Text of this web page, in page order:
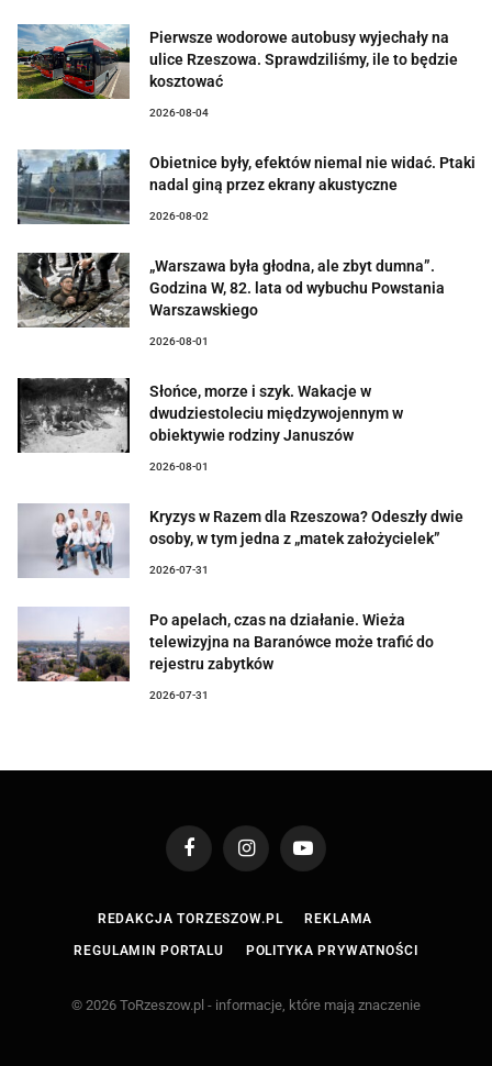
Pierwsze wodorowe autobusy wyjechały na
ulice Rzeszowa. Sprawdziliśmy, ile to będzie
kosztować
2026-08-04
Obietnice były, efektów niemal nie widać. Ptaki
nadal giną przez ekrany akustyczne
2026-08-02
„Warszawa była głodna, ale zbyt dumna”.
Godzina W, 82. lata od wybuchu Powstania
Warszawskiego
2026-08-01
Słońce, morze i szyk. Wakacje w
dwudziestoleciu międzywojennym w
obiektywie rodziny Januszów
2026-08-01
Kryzys w Razem dla Rzeszowa? Odeszły dwie
osoby, w tym jedna z „matek założycielek”
2026-07-31
Po apelach, czas na działanie. Wieża
telewizyjna na Baranówce może trafić do
rejestru zabytków
2026-07-31
FacebookInstagramYouTube
REDAKCJA TORZESZOW.PL REKLAMA
REGULAMIN PORTALU POLITYKA PRYWATNOŚCI
© 2026 ToRzeszow.pl - informacje, które mają znaczenie